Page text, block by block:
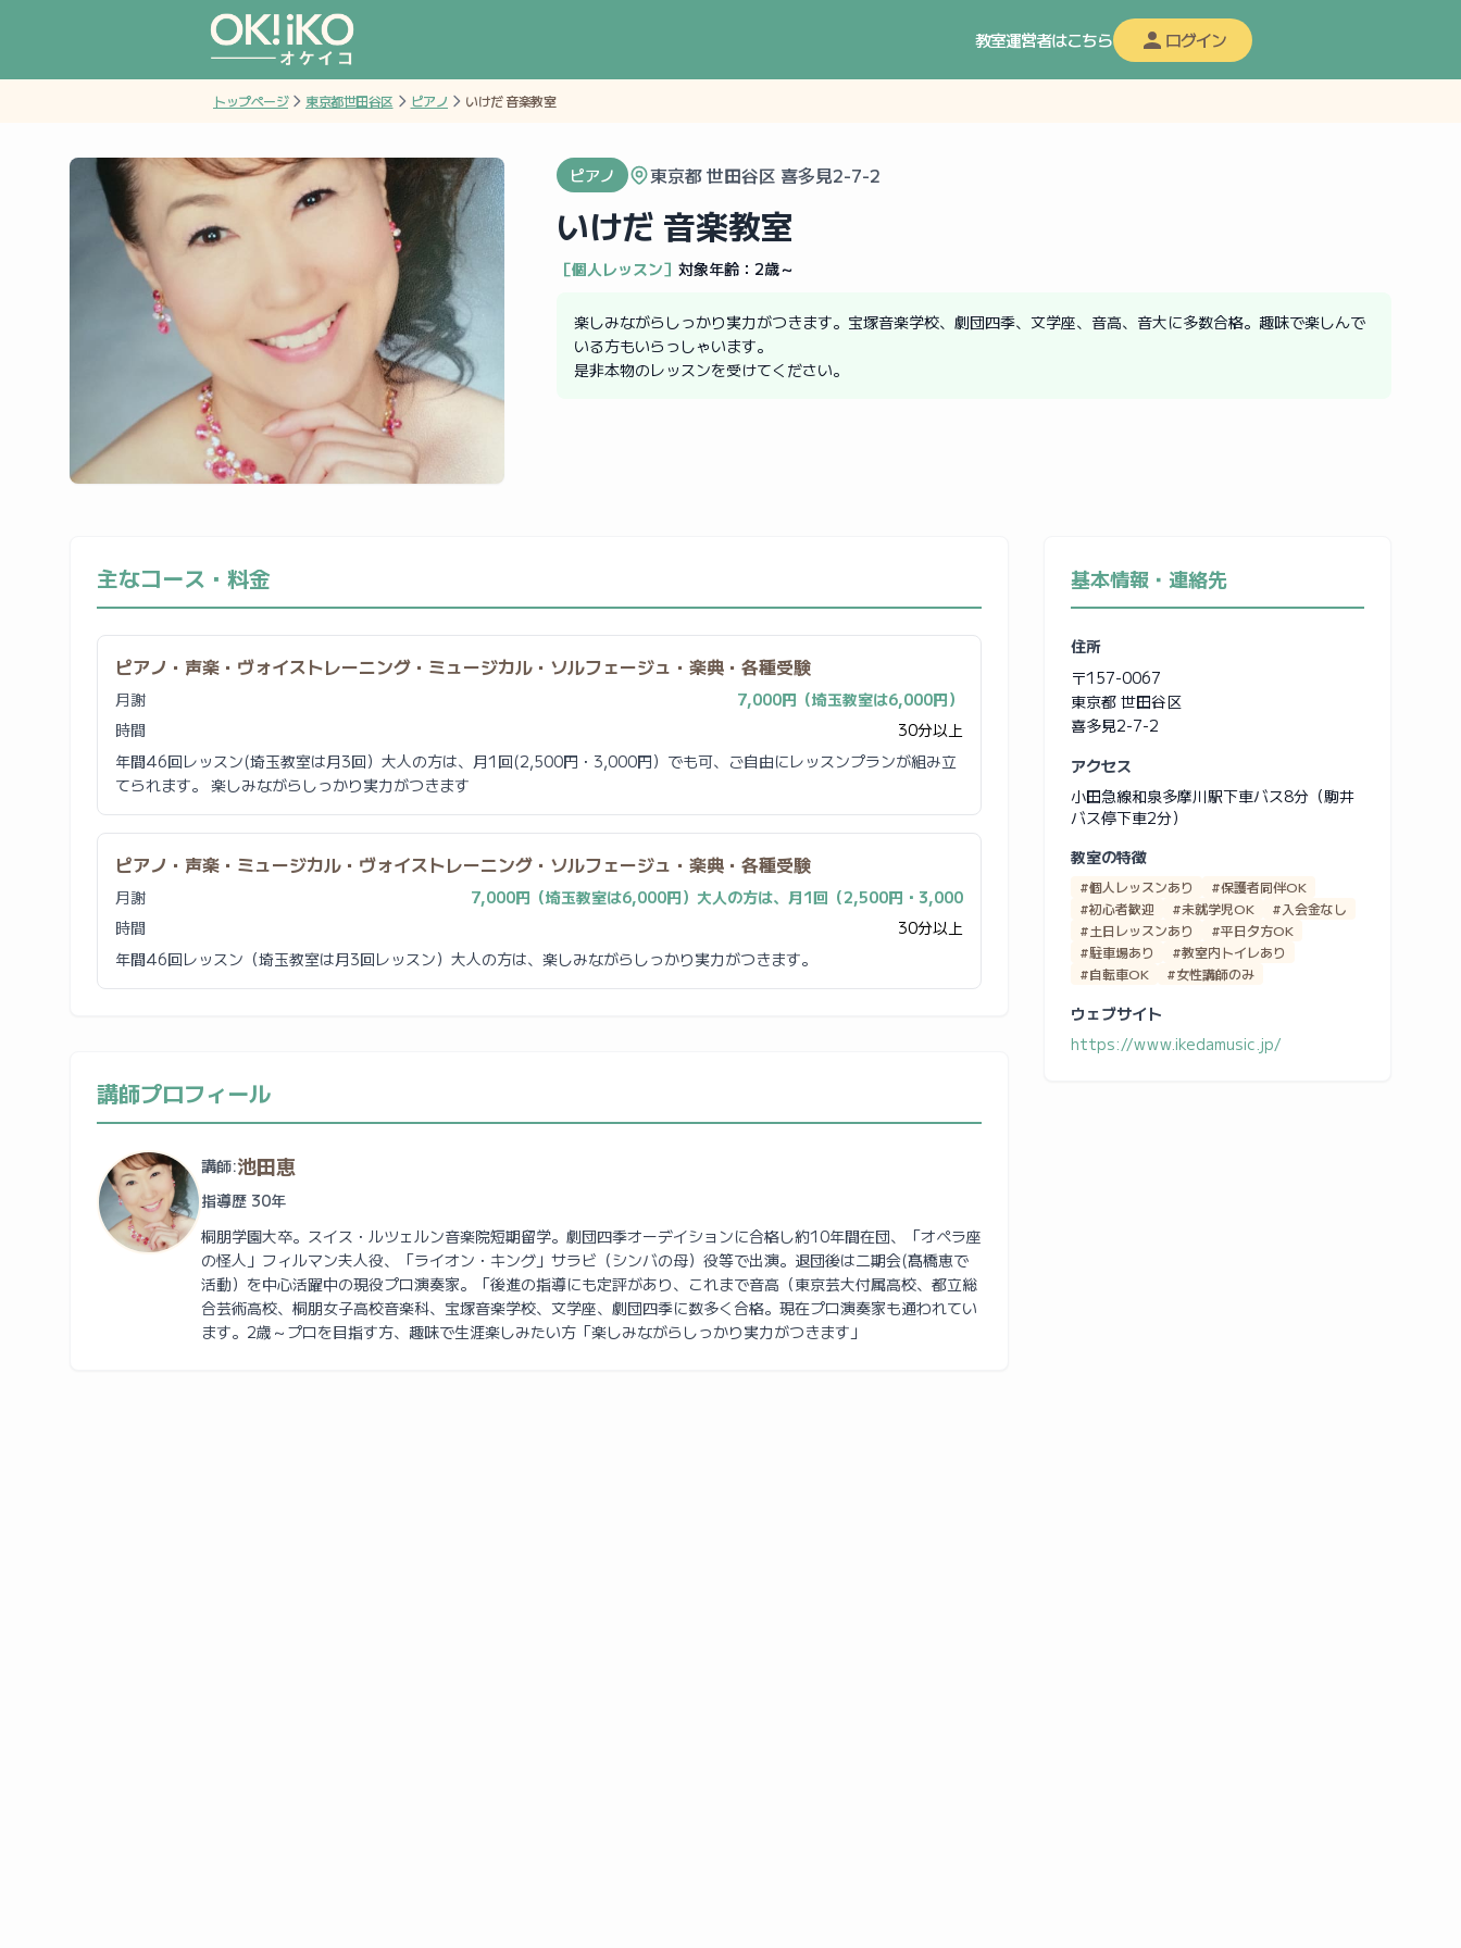
教室運営者はこちら ログイン
トップページ 東京都世田谷区 ピアノ いけだ 音楽教室
ピアノ 東京都 世田谷区 喜多見2-7-2
いけだ 音楽教室
［個人レッスン］ 対象年齢： 2歳～
楽しみながらしっかり実力がつきます。宝塚音楽学校、劇団四季、文学座、音高、音大に多数合格。趣味で楽しんで
いる方もいらっしゃいます。
是非本物のレッスンを受けてください。
主なコース・料金
ピアノ・声楽・ヴォイストレーニング・ミュージカル・ソルフェージュ・楽典・各種受験
月謝
7,000円（埼玉教室は6,000円）
時間
30分以上
年間46回レッスン(埼玉教室は月3回）大人の方は、月1回(2,500円・3,000円）でも可、ご自由にレッスンプランが組み立
てられます。 楽しみながらしっかり実力がつきます
ピアノ・声楽・ミュージカル・ヴォイストレーニング・ソルフェージュ・楽典・各種受験
月謝
7,000円（埼玉教室は6,000円）大人の方は、月1回（2,500円・3,000
時間
30分以上
年間46回レッスン（埼玉教室は月3回レッスン）大人の方は、楽しみながらしっかり実力がつきます。
講師プロフィール
講師:池田恵
指導歴 30年
桐朋学園大卒。スイス・ルツェルン音楽院短期留学。劇団四季オーデイションに合格し約10年間在団、「オペラ座
の怪人」フィルマン夫人役、「ライオン・キング」サラビ（シンバの母）役等で出演。退団後は二期会(髙橋恵で
活動）を中心活躍中の現役プロ演奏家。「後進の指導にも定評があり、これまで音高（東京芸大付属高校、都立総
合芸術高校、桐朋女子高校音楽科、宝塚音楽学校、文学座、劇団四季に数多く合格。現在プロ演奏家も通われてい
ます。2歳～プロを目指す方、趣味で生涯楽しみたい方「楽しみながらしっかり実力がつきます」
基本情報・連絡先
住所
〒157-0067
東京都 世田谷区
喜多見2-7-2
アクセス
小田急線和泉多摩川駅下車バス8分（駒井
バス停下車2分）
教室の特徴
#個人レッスンあり
#保護者同伴OK
#初心者歓迎
#未就学児OK
#入会金なし
#土日レッスンあり
#平日夕方OK
#駐車場あり
#教室内トイレあり
#自転車OK
#女性講師のみ
ウェブサイト
https://www.ikedamusic.jp/